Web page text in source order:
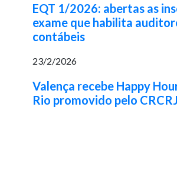
EQT 1/2026: abertas as
exame que habilita
contábeis
23/2/2026
Valença recebe Happy
Rio promovido pelo CRCRJ